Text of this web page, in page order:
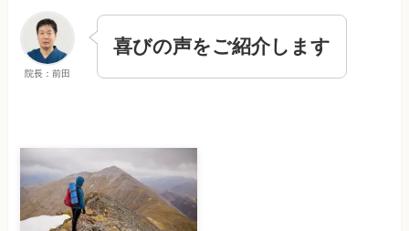
院長：前田
喜びの声をご紹介します